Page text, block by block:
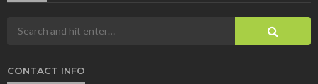
CONTACT INFO